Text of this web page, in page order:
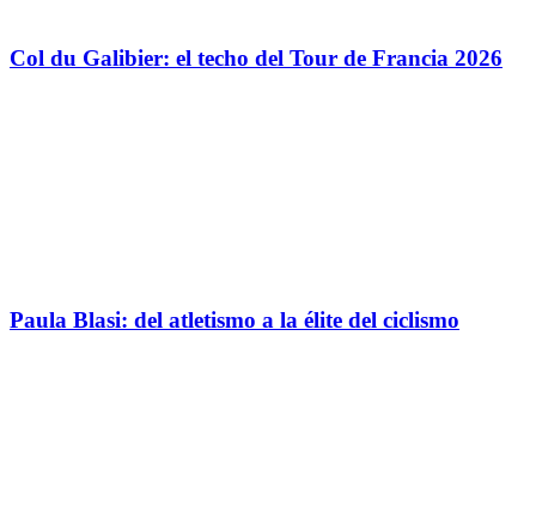
Col du Galibier: el techo del Tour de Francia 2026
Paula Blasi: del atletismo a la élite del ciclismo